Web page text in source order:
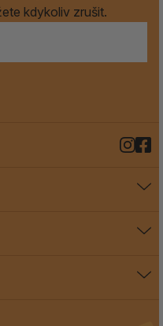
kdykoliv zrušit.